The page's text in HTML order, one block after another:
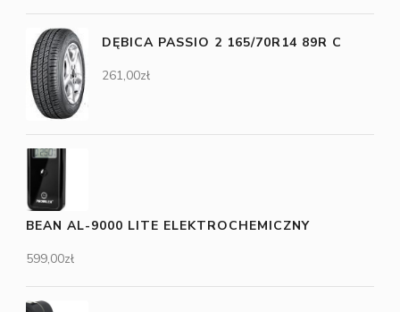
DĘBICA PASSIO 2 165/70R14 89R C
261,00zł
BEAN AL-9000 LITE ELEKTROCHEMICZNY
599,00zł